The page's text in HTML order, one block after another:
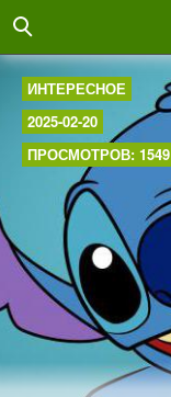
ИНТЕРЕСНОЕ
2025-02-20
ПРОСМОТРОВ: 1549